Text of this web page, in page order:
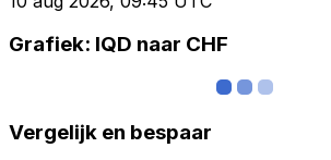
Grafiek: IQD naar CHF
Vergelijk en bespaar